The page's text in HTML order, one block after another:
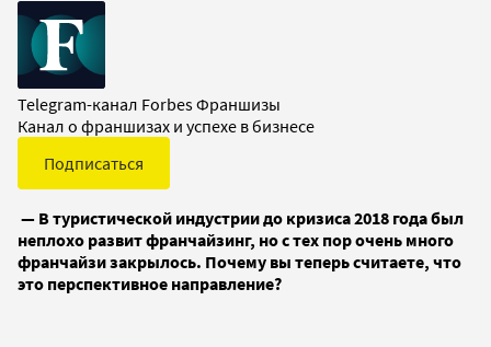
Telegram-канал Forbes Франшизы
Канал о франшизах и успехе в бизнесе
Подписаться
— В туристической индустрии до кризиса 2018 года был
неплохо развит франчайзинг, но с тех пор очень много
франчайзи закрылось. Почему вы теперь считаете, что
это перспективное направление?